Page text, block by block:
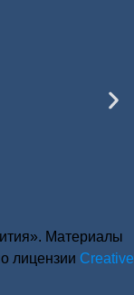
Материалы
лицензии Creative